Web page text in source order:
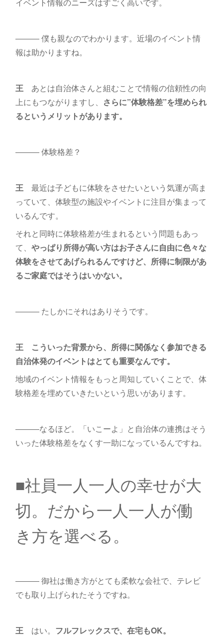
――― 僕も親なのでわかります。近場のイベント情
報は助かりますね。
王あとは自治体さんと組むことで情報の信頼性の向
上にもつながりますし、 さらに”体験格差”を埋められ
るというメリットがあります。
――― 体験格差？
王最近は子どもに体験をさせたいという気運が高ま
っていて、体験型の施設やイベントに注目が集まって
いるんです。
それと同時に体験格差が生まれるという問題もあっ
て、 やっぱり所得が高い方はお子さんに自由に色々な
体験をさせてあげられるんですけど、所得に制限があ
るご家庭ではそうはいかない。
――― たしかにそれはありそうです。
王 こういった背景から、所得に関係なく参加できる
自治体発のイベントはとても重要なんです。
地域のイベント情報をもっと周知していくことで、体
験格差を埋めていきたいという思いがあります。
―――なるほど。「いこーよ」と自治体の連携はそう
いった体験格差をなくす一助になっているんですね。
■社員一人一人の幸せが大
切。だから一人一人が働
き方を選べる。
――― 御社は働き方がとても柔軟な会社で、テレビ
でも取り上げられたそうですね。
王はい。 フルフレックスで、在宅もOK。